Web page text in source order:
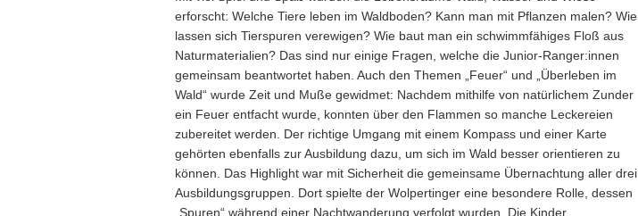
erforscht: Welche Tiere leben im Waldboden? Kann man mit Pflanzen malen? Wie
lassen sich Tierspuren verewigen? Wie baut man ein schwimmfähiges Floß aus
Naturmaterialien? Das sind nur einige Fragen, welche die Junior-Ranger:innen
gemeinsam beantwortet haben. Auch den Themen „Feuer“ und „Überleben im
Wald“ wurde Zeit und Muße gewidmet: Nachdem mithilfe von natürlichem Zunder
ein Feuer entfacht wurde, konnten über den Flammen so manche Leckereien
zubereitet werden. Der richtige Umgang mit einem Kompass und einer Karte
gehörten ebenfalls zur Ausbildung dazu, um sich im Wald besser orientieren zu
können. Das Highlight war mit Sicherheit die gemeinsame Übernachtung aller drei
Ausbildungsgruppen. Dort spielte der Wolpertinger eine besondere Rolle, dessen
„Spuren“ während einer Nachtwanderung verfolgt wurden. Die Kinder